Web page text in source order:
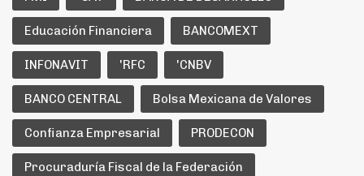
Educación Financiera BANCOMEXT
INFONAVIT 'RFC 'CNBV
BANCO CENTRAL Bolsa Mexicana de Valores
Confianza Empresarial PRODECON
Procuraduría Fiscal de la Federación